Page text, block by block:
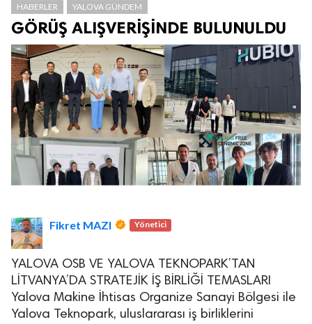
HABERLER YALOVA GÜNDEM
GÖRÜŞ ALIŞVERİŞİNDE BULUNULDU
Fikret MAZI Yönetici
YALOVA OSB VE YALOVA TEKNOPARK’TAN
LİTVANYA’DA STRATEJİK İŞ BİRLİĞİ TEMASLARI
Yalova Makine İhtisas Organize Sanayi Bölgesi ile
Yalova Teknopark, uluslararası iş birliklerini